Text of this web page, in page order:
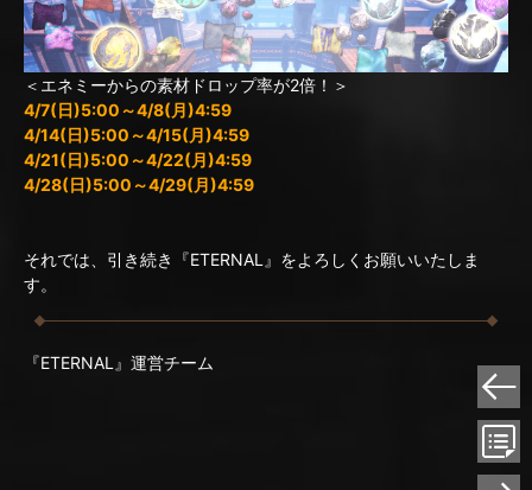
＜エネミーからの素材ドロップ率が2倍！＞
4/7(日)5:00～4/8(月)4:59
4/14(日)5:00～4/15(月)4:59
4/21(日)5:00～4/22(月)4:59
4/28(日)5:00～4/29(月)4:59
それでは、引き続き『ETERNAL』をよろしくお願いいたしま
す。
『ETERNAL』運営チーム